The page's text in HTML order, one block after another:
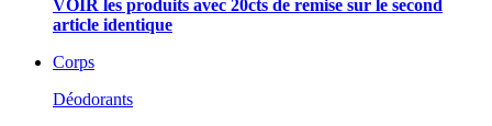
VOIR les produits avec 20cts de remise sur le second
article identique
Corps
Déodorants